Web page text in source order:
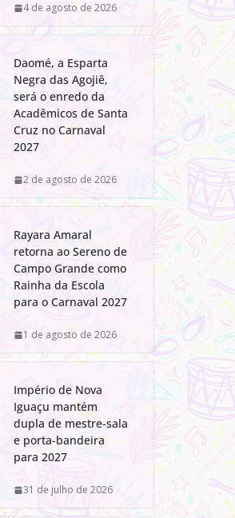
4 de agosto de 2026
Daomé, a Esparta
Negra das Agojiê,
será o enredo da
Acadêmicos de Santa
Cruz no Carnaval
2027
2 de agosto de 2026
Rayara Amaral
retorna ao Sereno de
Campo Grande como
Rainha da Escola
para o Carnaval 2027
1 de agosto de 2026
Império de Nova
Iguaçu mantém
dupla de mestre-sala
e porta-bandeira
para 2027
31 de julho de 2026